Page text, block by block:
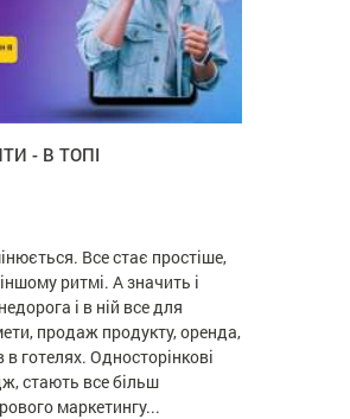
- В ТОПІ
Все стає простіше,
ритмі. А значить і
і в ній все для
продаж продукту, оренда,
готелях. Односторінкові
стають все більш
маркетингу...